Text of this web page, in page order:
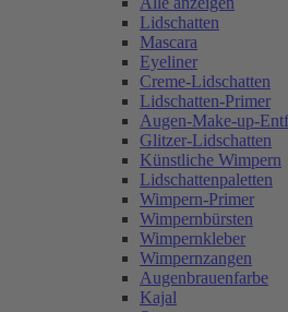
Lidschatten
Mascara
Eyeliner
Creme-Lidschatten
Lidschatten-Primer
Augen-Make-up-
Glitzer-Lidschatten
Künstliche Wimpern
Lidschattenpaletten
Wimpern-Primer
Wimpernbürsten
Wimpernkleber
Wimpernzangen
Augenbrauenfarbe
Kajal